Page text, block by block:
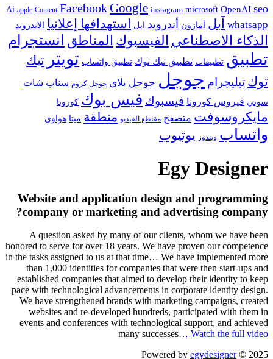
Ai apple Content FacebookGoogle instagram microsoft OpenAI seo
whatsapp آبل أمازون أندرويد ابل استهدافها إعلانيا الاندرويد
الذكاء الاصطناعي الفيسبوك المناطق انستجرام
تطبيق تطبيقات تطبيق تيك توك تطبيق واتساب تويتر تيك
توك تيليجرام جوجل جوجل بلاي جوجل كروم سناب شات
سوني فيروس كورونا فيسبوك فيس بوك كورونا
مايكروسوفت متصفح مقاطع الفيديو منطقة ميتا هواوي
واتساب ويندوز يوتيوب
Egy Designer
Website and application design and programming
company or marketing and advertising company?
A question asked by many of our clients, whom we have been
honored to serve for over 18 years. We have proven our competence
in the tasks assigned to us at that time… We have implemented more
than 1,000 identities for companies that were then start-ups and
established companies that aimed to develop their identity to keep
pace with technological advancements in corporate identity design.
We have strengthened brands with marketing campaigns, created
websites and re-developed hundreds, participated with them in
events and conferences with technological support, and achieved
many successes… Watch the full video
토토사이트 꽁머니
2025 © Powered by
egydesigner